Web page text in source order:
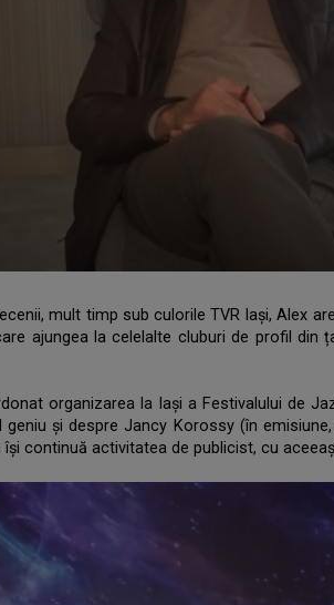
mult timp sub culorile TVR Iași, Alex
ajungea la celelalte cluburi de profil din
organizarea la Iași a Festivalului de
și despre Jancy Korossy (în
continuă activitatea de publicist, cu